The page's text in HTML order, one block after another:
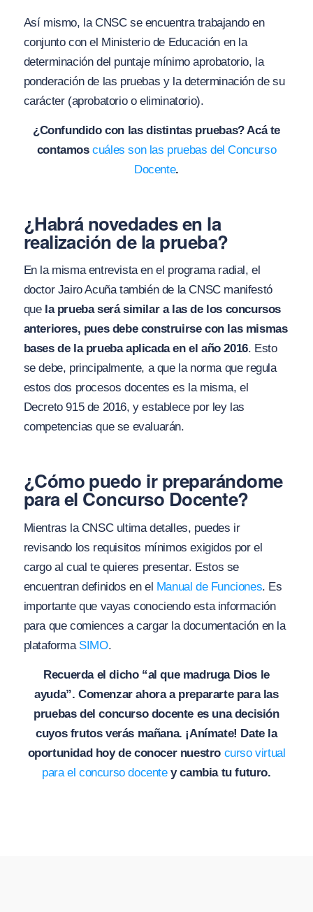
Así mismo, la CNSC se encuentra trabajando en
conjunto con el Ministerio de Educación en la
determinación del puntaje mínimo aprobatorio, la
ponderación de las pruebas y la determinación de su
carácter (aprobatorio o eliminatorio).
¿Confundido con las distintas pruebas? Acá te
contamoscuáles son las pruebas del Concurso
Docente.
¿Habrá novedades en la
realización de la prueba?
En la misma entrevista en el programa radial, el
doctor Jairo Acuña también de la CNSC manifestó
quela prueba será similar a las de los concursos
anteriores, pues debe construirse con las mismas
bases de la prueba aplicada en el año 2016. Esto
se debe, principalmente, a que la norma que regula
estos dos procesos docentes es la misma, el
Decreto 915 de 2016, y establece por ley las
competencias que se evaluarán.
¿Cómo puedo ir preparándome
para el Concurso Docente?
Mientras la CNSC ultima detalles, puedes ir
revisando los requisitos mínimos exigidos por el
cargo al cual te quieres presentar. Estos se
encuentran definidos en el Manual de Funciones. Es
importante que vayas conociendo esta información
para que comiences a cargar la documentación en la
plataforma SIMO.
Recuerda el dicho “al que madruga Dios le
ayuda”. Comenzar ahora a prepararte para las
pruebas del concurso docente es una decisión
cuyos frutos verás mañana. ¡Anímate! Date la
oportunidad hoy de conocer nuestro curso virtual
para el concurso docentey cambia tu futuro.